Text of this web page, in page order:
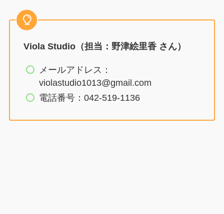
Viola Studio（担当：野津絵里香 さん）
メールアドレス：
violastudio1013@gmail.com
電話番号：042-519-1136